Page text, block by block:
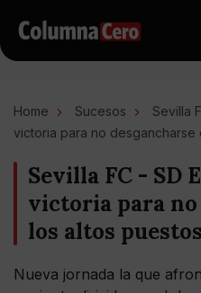
Home Sucesos
Sevilla
victoria para no desgancharse
Sevilla FC - SD
victoria para no
los altos puestos
Nueva jornada la que